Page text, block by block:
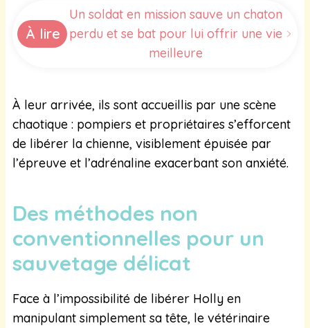
À lire
Un soldat en mission sauve un chaton
perdu et se bat pour lui offrir une vie
meilleure
À leur arrivée, ils sont accueillis par une scène
chaotique : pompiers et propriétaires s’efforcent
de libérer la chienne, visiblement épuisée par
l’épreuve et l’adrénaline exacerbant son anxiété.
Des méthodes non
conventionnelles pour un
sauvetage délicat
Face à l’impossibilité de libérer Holly en
manipulant simplement sa tête, le vétérinaire